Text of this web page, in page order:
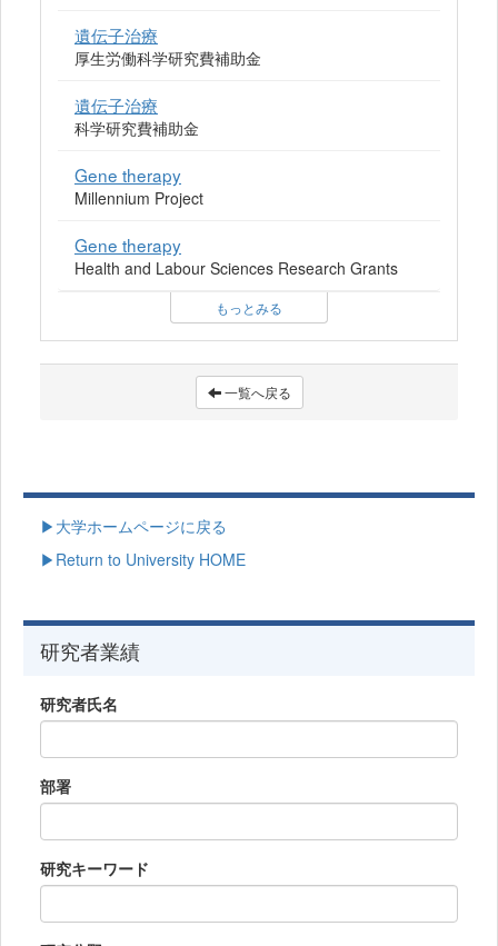
遺伝子治療
厚生労働科学研究費補助金
遺伝子治療
科学研究費補助金
Gene therapy
Millennium Project
Gene therapy
Health and Labour Sciences Research Grants
もっとみる
一覧へ戻る
▶大学ホームページに戻る
▶Return to University HOME
研究者業績
研究者氏名
部署
研究キーワード